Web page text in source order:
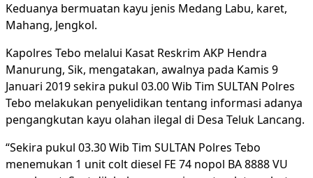
Keduanya bermuatan kayu jenis Medang Labu, karet,
Mahang, Jengkol.
Kapolres Tebo melalui Kasat Reskrim AKP Hendra
Manurung, Sik, mengatakan, awalnya pada Kamis 9
Januari 2019 sekira pukul 03.00 Wib Tim SULTAN Polres
Tebo melakukan penyelidikan tentang informasi adanya
pengangkutan kayu olahan ilegal di Desa Teluk Lancang.
“Sekira pukul 03.30 Wib Tim SULTAN Polres Tebo
menemukan 1 unit colt diesel FE 74 nopol BA 8888 VU